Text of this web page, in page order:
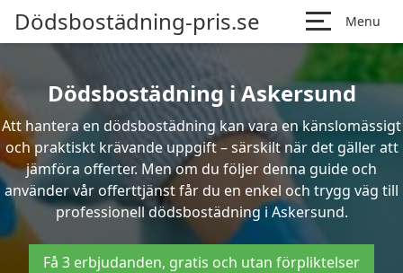
Dödsbostädning-pris.se Menu
Dödsbostädning i Askersund
Att hantera en dödsbostädning kan vara en känslomässigt
och praktiskt krävande uppgift – särskilt när det gäller att
jämföra offerter. Men om du följer denna guide och
använder vår offerttjänst får du en enkel och trygg väg till
professionell dödsbostädning i Askersund.
Få 3 erbjudanden, gratis och utan förpliktelser